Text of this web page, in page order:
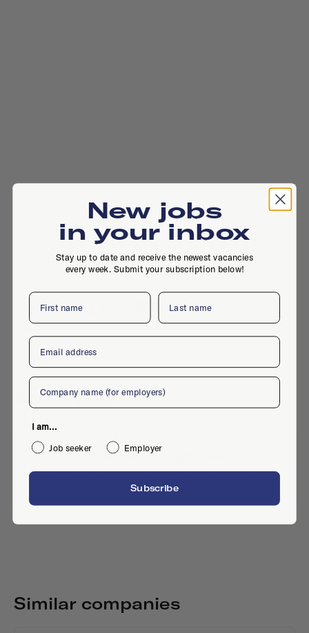
Herenweg 55, 2105 MC, Heemstede
Active jobs
No active jobs right now
Is this your company profile?
Similar companies
New jobs
in your inbox
Stay up to date and receive the newest vacancies
every week. Submit your subscription below!
First name Last name
Email
Company
I am...
Job seeker
Employer
Subscribe